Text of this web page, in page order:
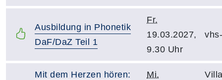
Ausbildung in Phonetik
DaF/DaZ Teil 1
Fr.
19.03.2027,
9.30 Uhr
Mit dem Herzen hören:
Mi.